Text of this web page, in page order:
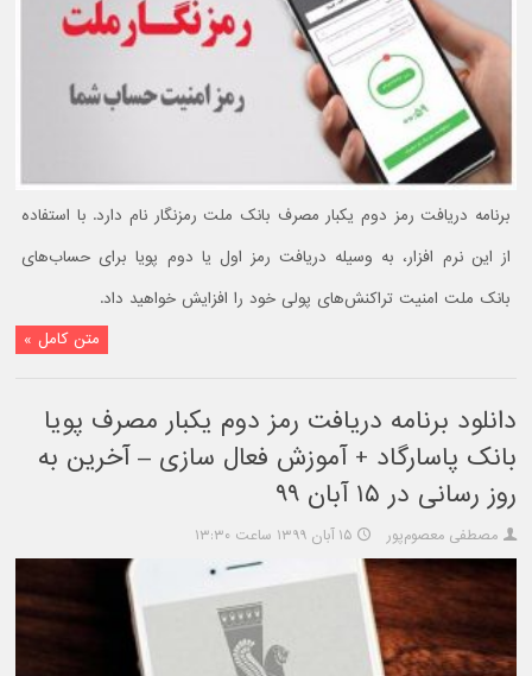
برنامه دریافت رمز دوم یکبار مصرف بانک ملت رمزنگار نام دارد. با استفاده
از این نرم افزار، به وسیله دریافت رمز اول یا دوم پویا برای حساب‌های
بانک ملت امنیت تراکنش‌های پولی خود را افزایش خواهید داد.
متن کامل »
دانلود برنامه دریافت رمز دوم یکبار مصرف پویا
بانک پاسارگاد + آموزش فعال سازی – آخرین به
روز رسانی در ۱۵ آبان ۹۹
مصطفی معصوم‌پور ۱۵ آبان ۱۳۹۹ ساعت ۱۳:۳۰